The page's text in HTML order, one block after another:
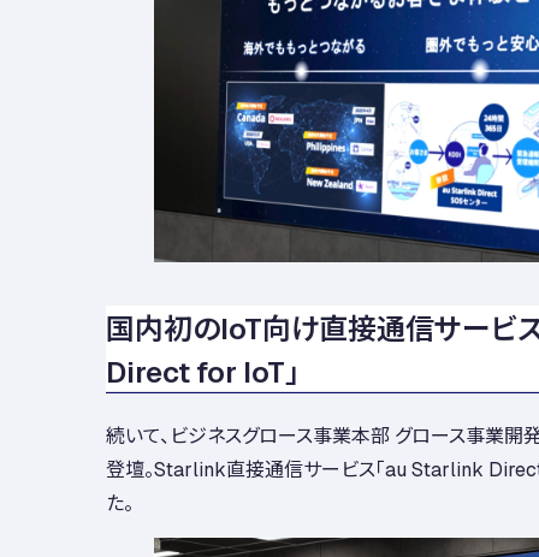
国内初のIoT向け直接通信サービ
Direct for IoT」
続いて、ビジネスグロース事業本部 グロース事業
登壇。Starlink直接通信サービス「au Starlink
た。